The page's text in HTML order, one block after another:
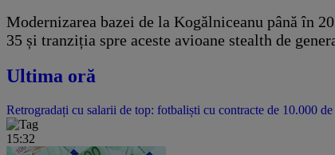
Modernizarea bazei de la Kogălniceanu până în
35 și tranziția spre aceste avioane stealth de
Ultima oră
Retrogradați cu salarii de top: fotbaliști cu contracte de 10.000
15:32